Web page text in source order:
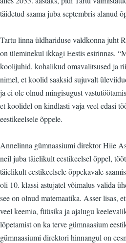
täidetud saama juba septembris alanud
Tartu linna üldhariduse valdkonna juht
on üleminekul ikkagi Eestis esirinnas.
koolijuhid, kohalikud omavalitsused ja
nimel, et koolid saaksid sujuvalt
ja ei ole olnud mingisugust
et koolidel on kindlasti vaja veel edasi
eestikeelsele õppele.
Annelinna gümnaasiumi direktor Hiie
neil juba täielikult eestikeelsel õppel,
täielikult eestikeelsele õppekavale
oli 10. klassi astujatel võimalus valida
see on olnud matemaatika. Asser lisas,
veel keemia, füüsika ja ajalugu
lõpetamist on ka terve gümnaasium
gümnaasiumi direktori hinnangul on